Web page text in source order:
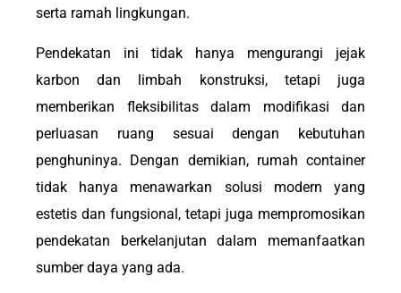
serta ramah lingkungan.
Pendekatan ini tidak hanya mengurangi jejak
karbon dan limbah konstruksi, tetapi juga
memberikan fleksibilitas dalam modifikasi dan
perluasan ruang sesuai dengan kebutuhan
penghuninya. Dengan demikian, rumah container
tidak hanya menawarkan solusi modern yang
estetis dan fungsional, tetapi juga mempromosikan
pendekatan berkelanjutan dalam memanfaatkan
sumber daya yang ada.